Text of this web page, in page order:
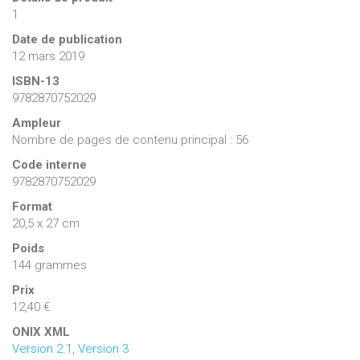
elles ont contribué à la prise en charge des travailleurs
dans des entreprises telles qu’Arcelor, Carsid, Caterpillar,
Ford Genk, Opel Anvers ou Saint-Gobain.
1
Date de publication
12 mars 2019
ISBN-13
9782870752029
Ampleur
Nombre de pages de contenu principal : 56
Code interne
9782870752029
Format
20,5 x 27 cm
Poids
144 grammes
Prix
12,40 €
ONIX XML
Version 2.1 , Version 3